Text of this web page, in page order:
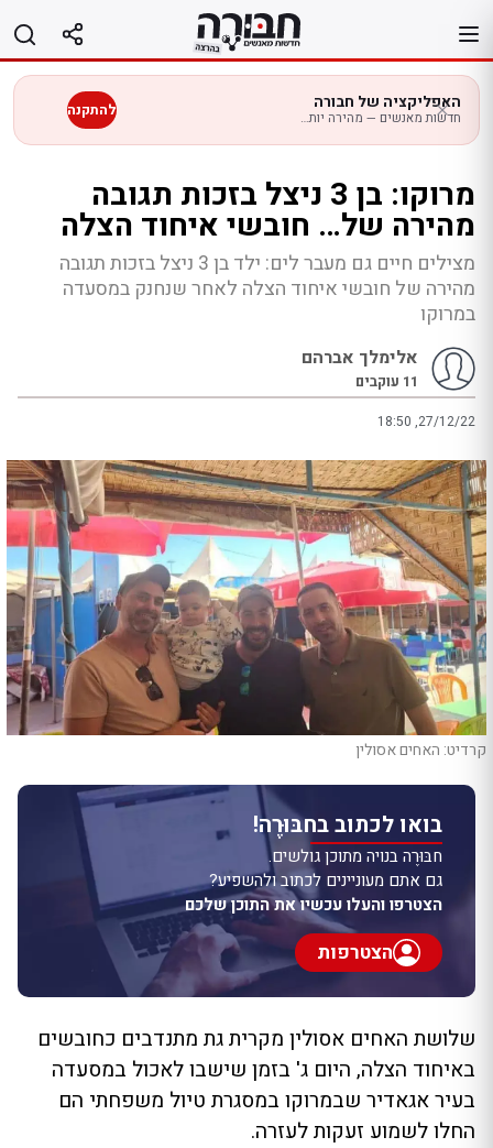
לתוכן
האפליקציה של חבורה
חדשות מאנשים — מהירה יותר בנייד להתקנה
מרוקו: בן 3 ניצל בזכות תגובה
מהירה של… חובשי איחוד הצלה
מצילים חיים גם מעבר לים: ילד בן 3 ניצל בזכות תגובה
מהירה של חובשי איחוד הצלה לאחר שנחנק במסעדה
במרוקו
אלימלך אברהם
11 עוקבים
18:50 ,27/12/22
קרדיט: האחים אסולין
בואו לכתוב בחבּוּרֶה!
חבּוּרֶה בנויה מתוכן גולשים.
גם אתם מעוניינים לכתוב ולהשפיע?
הצטרפו והעלו עכשיו את התוכן שלכם
הצטרפות
שלושת האחים אסולין מקרית גת מתנדבים כחובשים
באיחוד הצלה, היום ג' בזמן שישבו לאכול במסעדה
בעיר אגאדיר שבמרוקו במסגרת טיול משפחתי הם
החלו לשמוע זעקות לעזרה.